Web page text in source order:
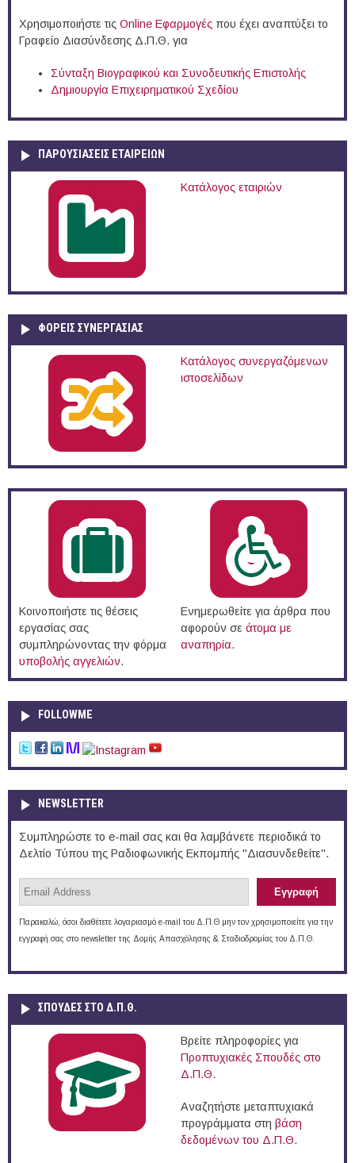
Χρησιμοποιήστε τις Online Eφαρμογές που έχει αναπτύξει το
Γραφείο Διασύνδεσης Δ.Π.Θ. για
Σύνταξη Βιογραφικού και Συνοδευτικής Επιστολής
Δημιουργία Επιχειρηματικού Σχεδίου
ΠΑΡΟΥΣΙΆΣΕΙΣ ΕΤΑΙΡΕΙΏΝ
Κατάλογος εταιριών
ΦΟΡΕΙΣ ΣΥΝΕΡΓΑΣΙΑΣ
Κατάλογος συνεργαζόμενων
ιστοσελίδων
Κοινοποιήστε τις θέσεις
εργασίας σας
συμπληρώνοντας την φόρμα
υποβολής αγγελιών.
Ενημερωθείτε για άρθρα που
αφορούν σε άτομα με
αναπηρία.
FOLLOWME
NEWSLETTER
Συμπληρώστε το e-mail σας και θα λαμβάνετε περιοδικά το
Δελτίο Τύπου της Ραδιοφωνικής Εκπομπής "Διασυνδεθείτε".
Παρακαλώ, όσοι διαθέτετε λογαριασμό e-mail του Δ.Π.Θ μην τον χρησιμοποιείτε για την
εγγραφή σας στο newsletter της Δομής Απασχόλησης & Σταδιοδρομίας του Δ.Π.Θ.
ΣΠΟΥΔΈΣ ΣΤΟ Δ.Π.Θ.
Βρείτε πληροφορίες για
Προπτυχιακές Σπουδές στο
Δ.Π.Θ.
Αναζητήστε μεταπτυχιακά
προγράμματα στη βάση
δεδομένων του Δ.Π.Θ.